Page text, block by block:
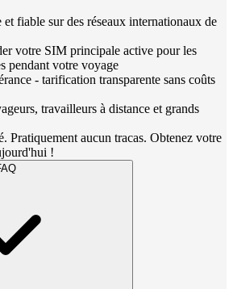
fiable sur des réseaux internationaux de
votre SIM principale active pour les
pendant votre voyage
- tarification transparente sans coûts
travailleurs à distance et grands
Pratiquement aucun tracas. Obtenez votre
!